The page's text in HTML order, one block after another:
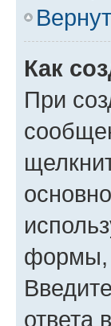
Как
При
формы,
ответа